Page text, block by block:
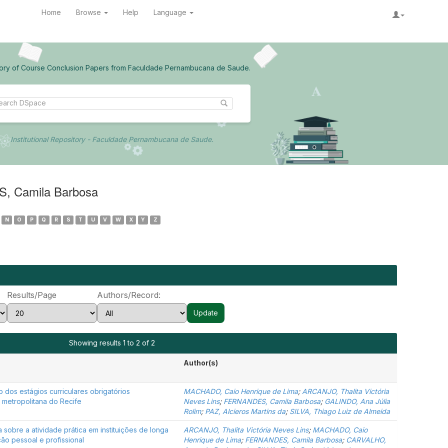
Home Browse Help Language
of Course Conclusion Papers from Faculdade Pernambucana de Saude.
Institutional Repository - Faculdade Pernambucana de Saude.
Camila Barbosa
N O P Q R S T U V W X Y Z
Results/Page Authors/Record:
Showing results 1 to 2 of 2
Author(s)
dos estágios curriculares obrigatórios
do Recife
MACHADO, Caio Henrique de Lima; ARCANJO, Thalita Victória
Neves Lins; FERNANDES, Camila Barbosa; GALINDO, Ana Júlia
Rolim; PAZ, Alcieros Martins da; SILVA, Thiago Luiz de Almeida
a atividade prática em instituições de longa
pessoal e profissional
ARCANJO, Thalita Victória Neves Lins; MACHADO, Caio
Henrique de Lima; FERNANDES, Camila Barbosa; CARVALHO,